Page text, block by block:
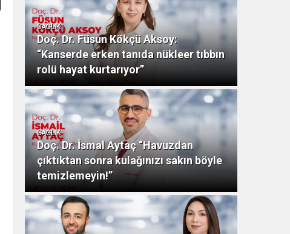
SAĞLIK
Doç. Dr. Füsun Kökçü Aksoy:
“Kanserde erken tanıda nükleer tıbbın
rolü hayat kurtarıyor”
SAĞLIK
Doç. Dr. İsmal Aytaç “Havuzdan
çıktıktan sonra kulağınızı sakın böyle
temizlemeyin!”